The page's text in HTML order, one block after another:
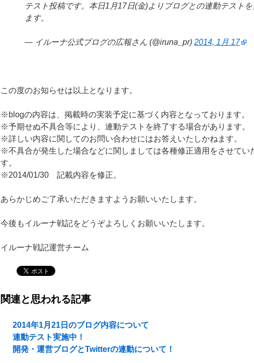
テスト投稿です。本日1月17日(金)よりブログとの連動テスト
ます。
— イルーナ公式ブログの広報さん (@iruna_pr) 2014, 1月 17
この度のお知らせは以上となります。
※blogの内容は、掲載時の実装予定に基づく内容となっております。
※予期せぬ不具合等により、連動テストを終了する場合があります。
※詳しい内容に関してのお問い合わせにはお答えいたしかねます。
※不具合が発生した場合などに関しましては各種修正適用をさせてい
す。
※2014/01/30 記載内容を修正。
あらかじめご了承いただきますようお願いいたします。
今後もイルーナ戦記をどうぞよろしくお願いいたします。
イルーナ戦記運営チーム
関連と思われる記事
2014年1月21日のブログ内容について
連動テスト実施中！
開発・運営ブログとTwitterの連動について！